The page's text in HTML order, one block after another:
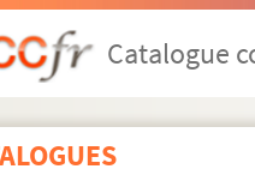
Catalogue